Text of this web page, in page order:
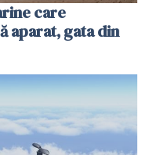
care
aparat, gata din